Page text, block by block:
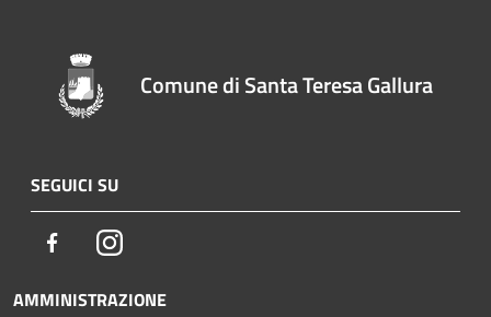
Comune di Santa Teresa Gallura
SEGUICI SU
FacebookInstagram
AMMINISTRAZIONE